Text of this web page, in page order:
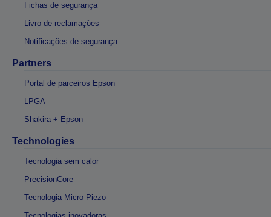
Fichas de segurança
Livro de reclamações
Notificações de segurança
Partners
Portal de parceiros Epson
LPGA
Shakira + Epson
Technologies
Tecnologia sem calor
PrecisionCore
Tecnologia Micro Piezo